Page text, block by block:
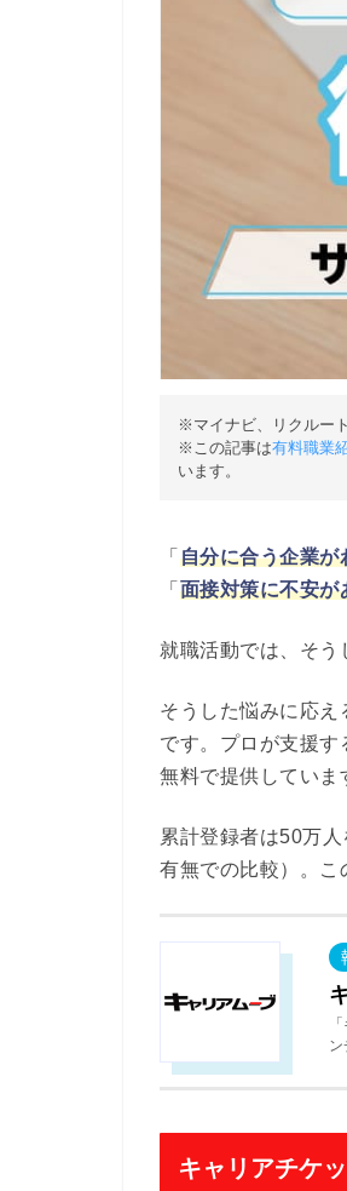
※マイナビ、リクルー
※この記事は有料職業
います。
「 自分に合う企業が
「 面接対策に不安が
就職活動では、そう
そうした悩みに応え
です。プロが支援す
無料で提供していま
累計登録者は50万
有無での比較）。こ
ン
キャリアチケ